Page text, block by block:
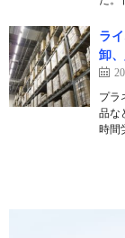
ラ
卸
プラ
品な
時間